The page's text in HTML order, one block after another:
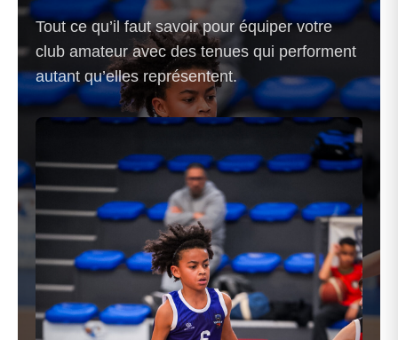
Tout ce qu’il faut savoir pour équiper votre
club amateur avec des tenues qui performent
autant qu’elles représentent.